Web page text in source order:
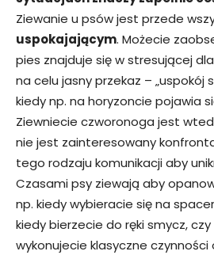
Ziewanie u psów jest przede
uspokajającym. Możecie
pies znajduje się w stresującej
na celu jasny przekaz – „uspokój
kiedy np. na horyzoncie pojawia
Ziewniecie czworonoga jest
nie jest zainteresowany
tego rodzaju komunikacji aby
Czasami psy ziewają aby
np. kiedy wybieracie się na
kiedy bierzecie do ręki smycz,
wykonujecie klasyczne